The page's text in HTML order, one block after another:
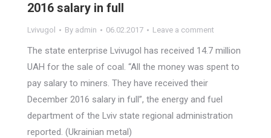
2016 salary in full
Lvivugol By admin 06.02.2017 Leave a comment
The state enterprise Lvivugol has received 14.7 million
UAH for the sale of coal. “All the money was spent to
pay salary to miners. They have received their
December 2016 salary in full”, the energy and fuel
department of the Lviv state regional administration
reported. (Ukrainian metal)